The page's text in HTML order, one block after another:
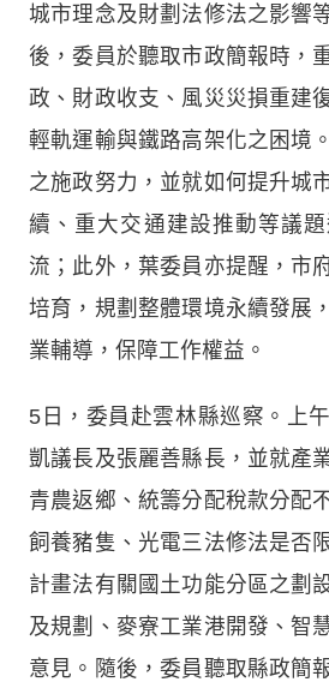
城市理念及財劃法修法之影響
後，委員於聽取市政簡報時，
政、財政收支、風災災損重建
輕軌運輸與鐵路高架化之困境
之施政努力，並就如何提升城
續、重大交通建設推動等議
流；此外，葉委員亦提醒，市
培育，規劃整體環境永續發展
業輔導，保障工作權益。
5日，委員赴雲林縣巡察。上
凱議長及張麗善縣長，並就產
青農返鄉、統籌分配稅款分配
飼養豬隻、光電三法修法是否
計畫法有關國土功能分區之劃
及規劃、麥寮工業港開發、智
意見。隨後，委員聽取縣政簡